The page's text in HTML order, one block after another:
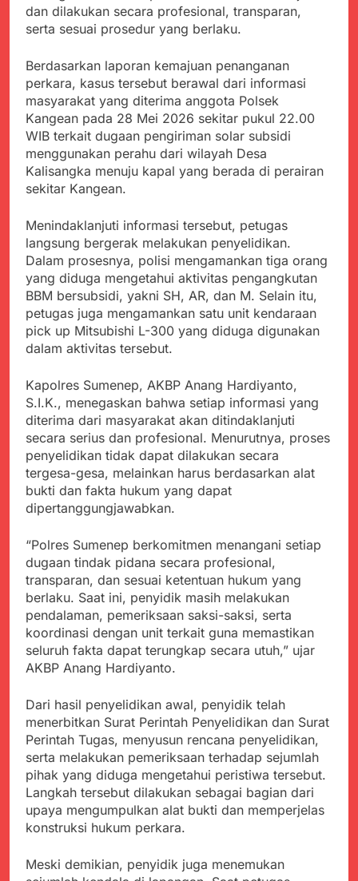
Kabupaten Sukabumi
Angkat Bicara
Satgas Yonif 310/KK
Lakukan Pengecatan
Juli 21, 2024
Angkat Bicara Terkait
Dugaan pembelian obat
yang akan Kadaluarsa
oleh Puskesmas
Juli 21, 2024
Diduga Pembelian Obat
oleh Puskesmas di
Kab. Sukabumi yang
akan Kadaluarsa.
Juli 20, 2024
Tunjukan
Perhatiannya, Satgas
Perkembangan
Terbaru Kasus Dago
Elos
Juli 20, 2024
Kejaksaan Negeri Kab
Sukabumi didesak usut
Tuntas Dugaan
penyelewengan
Pengadaan Buku Simi
Juli 19, 2024
Diduga Kuat
Inspektorat Kab,
Sukabumi
Baru, Satgas Yonif
310/KK Ajak Pelajar
Bersihkan Lingkungan
Sekolah
Juli 19, 2024
Selisih APBD Tahun
2023 Kab.Sukabumi
Sebesar Rp 31 Miliar
Juli 16, 2024
Data Ganda Capai 6
Juta, BGN Benahi Basis
Penerima Program
di Wilayah 3T Tuntas
Pekan Ini, Integrasi
Data MBG Hampir
Rampung
Agustus 6, 2026
Bobby Maulana Pastikan
Kawasan Kuliner Ahmad
Yani Tetap Bersih,
Pemkot Sukabumi
Perkuat Penataan
Pedagang dan
Pengelolaan Sampah
Agustus 6, 2026
Ribuan Warga Padati
Peringatan Hari ASI
Sedunia di Cibadak,
PDIP Tegaskan ASI
Peradaban dan Upaya
Cegah Stunting
Kapolresta Sumenep
Koordinasikan dan
Berangkatkan Empat
Korban Kebakaran KMP
Mutiara Sentosa 2 ke
Posko Pusat Tg. Perak
Surabaya
Agustus 5, 2026
SMA Negeri Nyalindung
Sukabumi Diduga
Lakukan Pungutan
melalui Komite Sekolah,
Disorot karena Dinilai
Bertentangan dengan
Edaran Disdik Jabar
Agustus 4, 2026
Ketua Umum FSP
Maritim Indonesia
Bantah Isu Mogok
Nasional TKBM: “Belum
Agustus 3, 2026
Alam dan Kehangatan
Gotong Royong di
Agustus 3, 2026
dan dilakukan secara profesional, transparan,
serta sesuai prosedur yang berlaku.
Berdasarkan laporan kemajuan penanganan
perkara, kasus tersebut berawal dari informasi
masyarakat yang diterima anggota Polsek
Kangean pada 28 Mei 2026 sekitar pukul 22.00
WIB terkait dugaan pengiriman solar subsidi
menggunakan perahu dari wilayah Desa
Kalisangka menuju kapal yang berada di perairan
sekitar Kangean.
Menindaklanjuti informasi tersebut, petugas
langsung bergerak melakukan penyelidikan.
Dalam prosesnya, polisi mengamankan tiga orang
yang diduga mengetahui aktivitas pengangkutan
BBM bersubsidi, yakni SH, AR, dan M. Selain itu,
petugas juga mengamankan satu unit kendaraan
pick up Mitsubishi L-300 yang diduga digunakan
dalam aktivitas tersebut.
Kapolres Sumenep, AKBP Anang Hardiyanto,
S.I.K., menegaskan bahwa setiap informasi yang
diterima dari masyarakat akan ditindaklanjuti
secara serius dan profesional. Menurutnya, proses
penyelidikan tidak dapat dilakukan secara
tergesa-gesa, melainkan harus berdasarkan alat
bukti dan fakta hukum yang dapat
dipertanggungjawabkan.
“Polres Sumenep berkomitmen menangani setiap
dugaan tindak pidana secara profesional,
transparan, dan sesuai ketentuan hukum yang
berlaku. Saat ini, penyidik masih melakukan
pendalaman, pemeriksaan saksi-saksi, serta
koordinasi dengan unit terkait guna memastikan
seluruh fakta dapat terungkap secara utuh,” ujar
AKBP Anang Hardiyanto.
Dari hasil penyelidikan awal, penyidik telah
menerbitkan Surat Perintah Penyelidikan dan Surat
Perintah Tugas, menyusun rencana penyelidikan,
serta melakukan pemeriksaan terhadap sejumlah
pihak yang diduga mengetahui peristiwa tersebut.
Langkah tersebut dilakukan sebagai bagian dari
upaya mengumpulkan alat bukti dan memperjelas
konstruksi hukum perkara.
Meski demikian, penyidik juga menemukan